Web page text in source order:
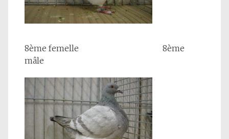
8ème femelle 8ème
mâle